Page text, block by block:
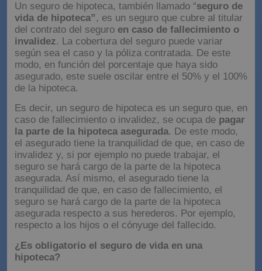
Un seguro de hipoteca, también llamado “seguro de
vida de hipoteca”, es un seguro que cubre al titular
del contrato del seguro en caso de fallecimiento o
invalidez. La cobertura del seguro puede variar
según sea el caso y la póliza contratada. De este
modo, en función del porcentaje que haya sido
asegurado, este suele oscilar entre el 50% y el 100%
de la hipoteca.
Es decir, un seguro de hipoteca es un seguro que, en
caso de fallecimiento o invalidez, se ocupa de pagar
la parte de la hipoteca asegurada. De este modo,
el asegurado tiene la tranquilidad de que, en caso de
invalidez y, si por ejemplo no puede trabajar, el
seguro se hará cargo de la parte de la hipoteca
asegurada. Así mismo, el asegurado tiene la
tranquilidad de que, en caso de fallecimiento, el
seguro se hará cargo de la parte de la hipoteca
asegurada respecto a sus herederos. Por ejemplo,
respecto a los hijos o el cónyuge del fallecido.
¿Es obligatorio el seguro de vida en una
hipoteca?